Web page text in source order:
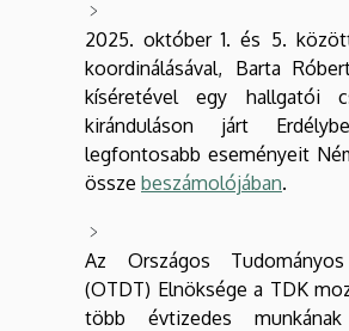
2025. október 1. és 5.
koordinálásával, Barta
kíséretével egy hallgatói
kiránduláson járt
legfontosabb eseményeit
össze beszámolójában.
Az Országos
(OTDT) Elnöksége a TDK
több évtizedes